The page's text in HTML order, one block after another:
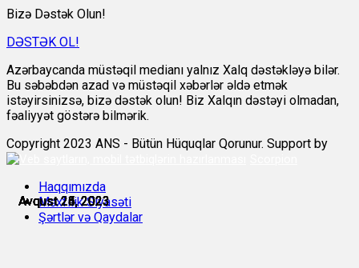
Avqust 23, 2023
Avqust 24, 2023
Avqust 24, 2023
Avqust 25, 2023
Avqust 25, 2023
Avqust 26, 2023
Bizə Dəstək Olun!
DƏSTƏK OL!
Azərbaycanda müstəqil medianı yalnız Xalq dəstəkləyə bilər.
Bu səbəbdən azad və müstəqil xəbərlər əldə etmək
istəyirsinizsə, bizə dəstək olun! Biz Xalqın dəstəyi olmadan,
fəaliyyət göstərə bilmərik.
Copyright 2023 ANS - Bütün Hüquqlar Qorunur. Support by
Haqqımızda
Məxfilik Siyasəti
Şərtlər və Qaydalar